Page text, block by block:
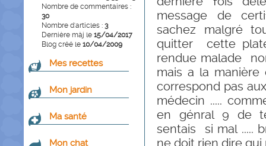
Nombre de commentaires :
30
Nombre d'articles : 3
Dernière màj le 15/04/2017
Blog créé le 10/04/2009
Mes recettes
Mon jardin
Ma santé
Mon chat
message de
sachez malgré
quitter cette
rendue malade
mais a la
correspond pas
médecin .....
en génral 9 de
sentais si mal .....
ne doit rien dire qui